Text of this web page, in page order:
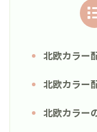
北欧カラー
北欧カラー
北欧カラー